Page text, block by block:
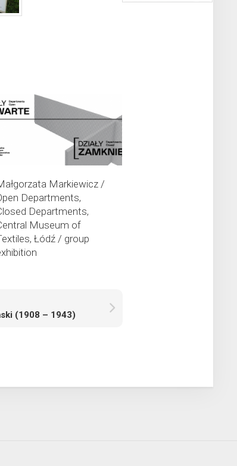
Markiewicz /
Departments,
Departments,
Museum of
Łódź / group
(1908 – 1943)